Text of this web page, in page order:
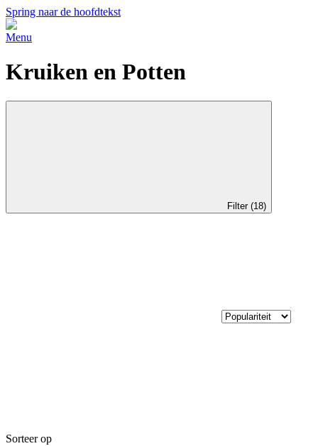
Spring naar de hoofdtekst
Menu
Kruiken en Potten
Filter (18)
Sorteer op